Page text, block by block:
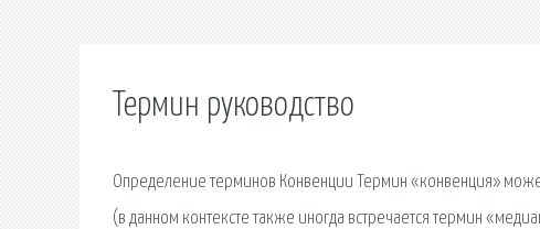
Термин руководство
Определение терминов Конвенции Термин «конвенция»
(в данном контексте также иногда встречается термин